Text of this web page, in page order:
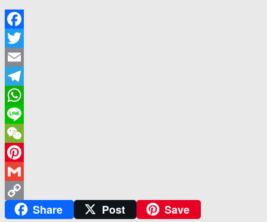
Facebook
Twitter
Email
Telegram
WhatsApp
Line
WeChat
Pinterest
Gmail
Copy
Share Post Save